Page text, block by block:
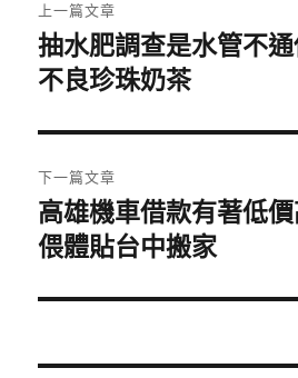
章
導
覽
上一篇文章
上
一
文
章:
抽水肥調查是水管不
不良珍珠奶茶
下一篇文章
下
一
文
高雄機車借款有著低
偎體貼台中搬家